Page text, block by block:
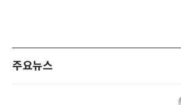
주요뉴스